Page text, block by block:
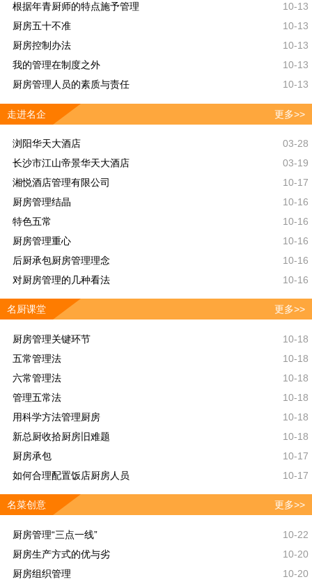
根据年青厨师的特点施予管理
10-13
厨房五十不准
10-13
厨房控制办法
10-13
我的管理在制度之外
10-13
厨房管理人员的素质与责任
10-13
走进名企 更多>>
浏阳华天大酒店
03-28
长沙市江山帝景华天大酒店
03-19
湘悦酒店管理有限公司
10-17
厨房管理结晶
10-16
特色五常
10-16
厨房管理重心
10-16
后厨承包厨房管理理念
10-16
对厨房管理的几种看法
10-16
名厨课堂 更多>>
厨房管理关键环节
10-18
五常管理法
10-18
六常管理法
10-18
管理五常法
10-18
用科学方法管理厨房
10-18
新总厨收拾厨房旧难题
10-18
厨房承包
10-17
如何合理配置饭店厨房人员
10-17
名菜创意 更多>>
厨房管理“三点一线”
10-22
厨房生产方式的优与劣
10-20
厨房组织管理
10-20